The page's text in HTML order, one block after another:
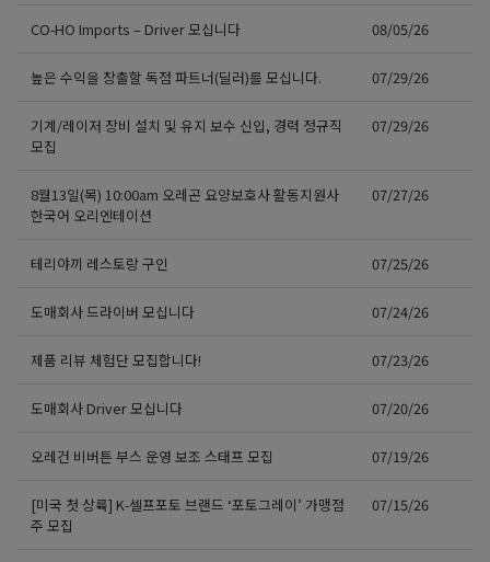
CO-HO Imports – Driver 모십니다 08/05/26
높은 수익을 창출할 독점 파트너(딜러)를 모십니다. 07/29/26
기계/레이저 장비 설치 및 유지 보수 신입, 경력 정규직
모집
07/29/26
8월13일(목) 10:00am 오레곤 요양보호사 활동지원사
한국어 오리엔테이션
07/27/26
테리야끼 레스토랑 구인 07/25/26
도매회사 드라이버 모십니다 07/24/26
제품 리뷰 체험단 모집합니다! 07/23/26
도매회사 Driver 모십니다 07/20/26
오레건 비버튼 부스 운영 보조 스태프 모집 07/19/26
[미국 첫 상륙] K-셀프포토 브랜드 ‘포토그레이’ 가맹점
주 모집
07/15/26